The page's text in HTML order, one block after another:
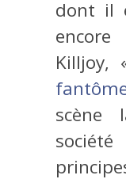
dont il
Killjoy,
scène
société